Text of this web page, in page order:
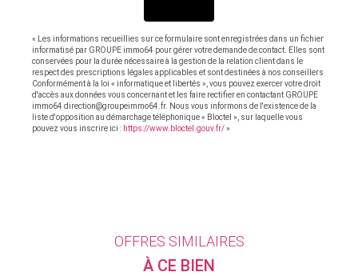
« Les informations recueillies sur ce formulaire sont enregistrées dans un fichier
informatisé par GROUPE immo64 pour gérer votre demande de contact. Elles sont
conservées pour la durée nécessaire à la gestion de la relation client dans le
respect des prescriptions légales applicables et sont destinées à nos conseillers
Conformément à la loi « informatique et libertés », vous pouvez exercer votre droit
d'accès aux données vous concernant et les faire rectifier en contactant GROUPE
immo64 direction@groupeimmo64.fr. Nous vous informons de l'existence de la
liste d'opposition au démarchage téléphonique « Bloctel », sur laquelle vous
pouvez vous inscrire ici : https://www.bloctel.gouv.fr/»
OFFRES SIMILAIRES
À CE BIEN